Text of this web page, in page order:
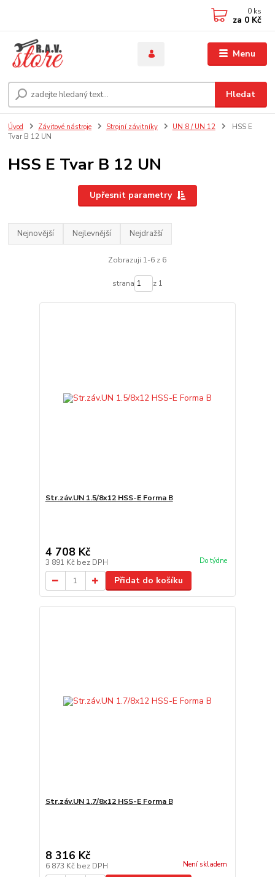
Menu
Hledat
0 ks
za 0 Kč
Úvod Závitové nástroje Strojní závitníky UN 8 / UN 12
HSS E
Tvar B 12 UN
HSS E Tvar B 12 UN
Upřesnit parametry
Nejnovější Nejlevnější Nejdražší
Zobrazuji 1-6 z 6
strana z 1
Str.záv.UN 1.5/8x12 HSS-E Forma B
4 708 Kč
3 891 Kč bez DPH Do týdne
Přidat do košíku
Str.záv.UN 1.7/8x12 HSS-E Forma B
8 316 Kč
6 873 Kč bez DPH Není skladem